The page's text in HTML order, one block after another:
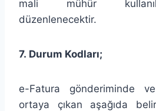
mali mühür
düzenlenecektir.
7. Durum Kodları;
e-Fatura gönderiminde ve
ortaya çıkan aşağıda